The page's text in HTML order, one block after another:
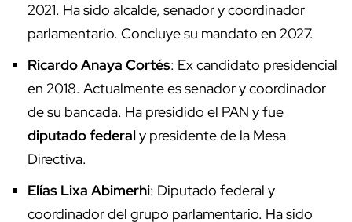
2021. Ha sido alcalde, senador y coordinador
parlamentario. Concluye su mandato en 2027.
Ricardo Anaya Cortés: Ex candidato presidencial
en 2018. Actualmente es senador y coordinador
de su bancada. Ha presidido el PAN y fue
diputado federaly presidente de la Mesa
Directiva.
Elías Lixa Abimerhi: Diputado federal y
coordinador del grupo parlamentario. Ha sido